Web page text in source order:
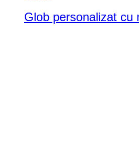
Glob personalizat cu